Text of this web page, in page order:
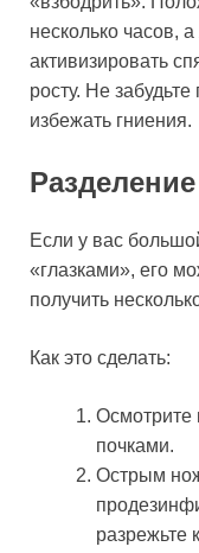
несколько часов,
активизировать
росту. Не
избежать гниения.
Если у вас
«глазками», его
получить
Как это сделать:
Осмотрите
почками.
Острым
разрежьте